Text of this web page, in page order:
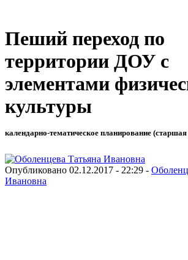
Пеший переход по
территории ДОУ с
элементами
культуры
календарно-тематическое планирование
Опубликовано 02.12.2017 - 22:29 -
Ивановна